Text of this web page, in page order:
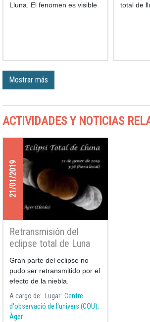
Lluna. El fenomen es visible
total de
Mostrar más
ACTIVIDADES Y NOTICIAS
21/01/2019
Retransmisión del
eclipse total de Luna
21/01/2019
Gran parte del eclipse no
pudo ser retransmitido por el
efecto de la niebla.
A cargo de Lugar Centre
d'observació de l'univers (COU),
Àger